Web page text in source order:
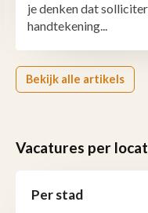
je denken dat
handtekening...
Bekijk alle artikels
Vacatures per
Per stad